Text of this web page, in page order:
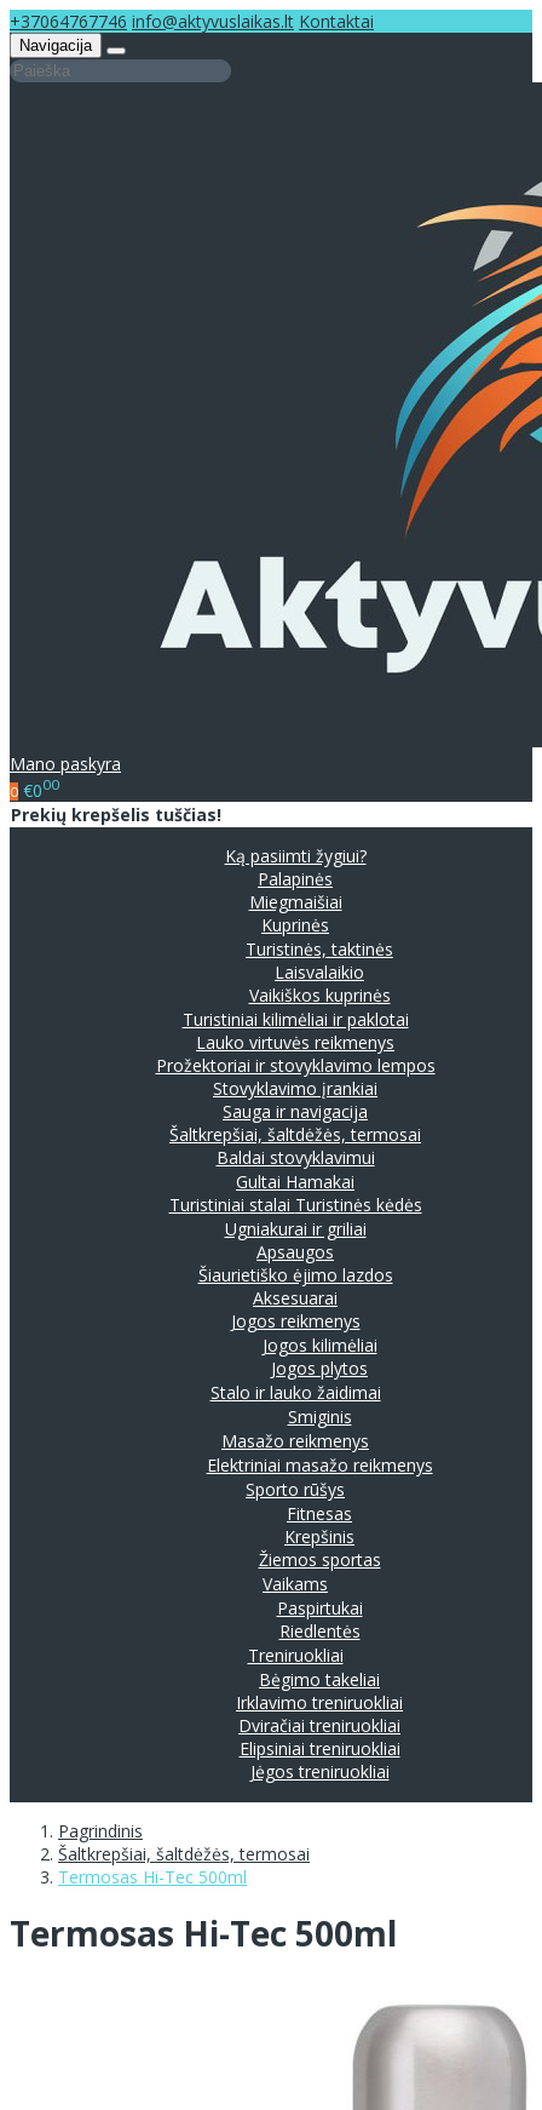
+37064767746 info@aktyvuslaikas.lt Kontaktai
Navigacija
Mano paskyra
0 €000
Prekių krepšelis tuščias!
Ką pasiimti žygiui?
Palapinės
Miegmaišiai
Kuprinės
Turistinės, taktinės
Laisvalaikio
Vaikiškos kuprinės
Turistiniai kilimėliai ir paklotai
Lauko virtuvės reikmenys
Prožektoriai ir stovyklavimo lempos
Stovyklavimo įrankiai
Sauga ir navigacija
Šaltkrepšiai, šaltdėžės, termosai
Baldai stovyklavimui
Gultai Hamakai
Turistiniai stalai Turistinės kėdės
Ugniakurai ir griliai
Apsaugos
Šiaurietiško ėjimo lazdos
Aksesuarai
Jogos reikmenys
Jogos kilimėliai
Jogos plytos
Stalo ir lauko žaidimai
Smiginis
Masažo reikmenys
Elektriniai masažo reikmenys
Sporto rūšys
Fitnesas
Krepšinis
Žiemos sportas
Vaikams
Paspirtukai
Riedlentės
Treniruokliai
Bėgimo takeliai
Irklavimo treniruokliai
Dviračiai treniruokliai
Elipsiniai treniruokliai
Jėgos treniruokliai
Pagrindinis
Šaltkrepšiai, šaltdėžės, termosai
Termosas Hi-Tec 500ml
Termosas Hi-Tec 500ml